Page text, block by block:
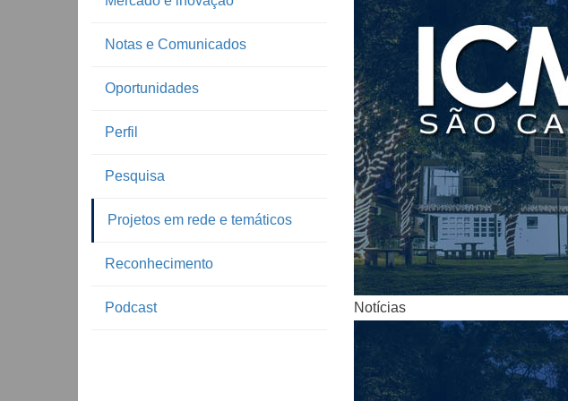
Notas e Comunicados
Oportunidades
Perfil
Pesquisa
Projetos em rede e temáticos
Reconhecimento
Podcast
Notícias
Notícias